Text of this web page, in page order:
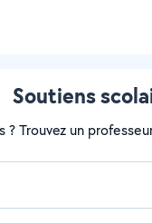
Soutiens
Trouvez un